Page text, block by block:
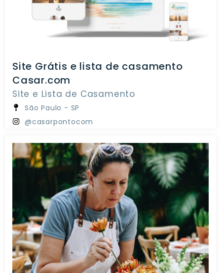
Site Grátis e lista de casamento
Casar.com
Site e Lista de Casamento
São Paulo - SP
@casarpontocom